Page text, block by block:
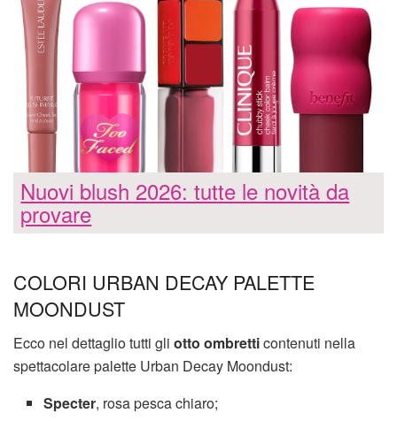
Nuovi blush 2026: tutte le novità da
provare
COLORI URBAN DECAY PALETTE
MOONDUST
Ecco nel dettaglio tutti gli otto ombretticontenuti nella
spettacolare palette Urban Decay Moondust:
Specter, rosa pesca chiaro;